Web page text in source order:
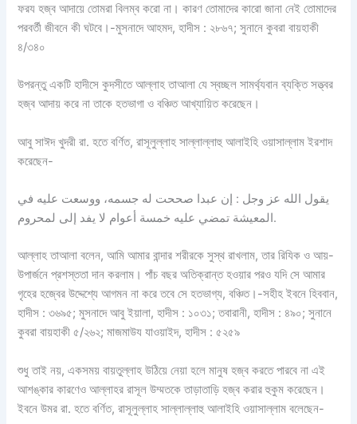
ফরয হজ্ব আদায়ে তোমরা বিলম্ব করো না। কারণ তোমাদের কারো জানা নেই তোমাদের
পরবর্তী জীবনে কী ঘটবে।-মুসনাদে আহমদ, হাদীস : ২৮৬৭; সুনানে কুবরা বায়হাকী
৪/৩৪০
উপরন্তু একটি হাদীসে কুদসীতে আল্লাহ তাআলা যে স্বচ্ছল সামর্থ্যবান ব্যক্তি সত্ত্বর
হজ্ব আদায় করে না তাকে হতভাগা ও বঞ্চিত আখ্যায়িত করেছেন।
আবু সাঈদ খুদরী রা. হতে বর্ণিত, রাসূলুল্লাহ সাল্লাল্লাহু আলাইহি ওয়াসাল্লাম ইরশাদ
করেছেন-
يقول الله عز وجل : إن عبدا صححت له جسمه، ووسعت عليه في
المعيشة تمضي عليه خمسة أعوام لا يفد إلى لمحروم.
আল্লাহ তাআলা বলেন, আমি আমার বান্দার শরীরকে সুস্থ রাখলাম, তার রিযিক ও আয়-
উপার্জনে প্রশস্ততা দান করলাম। পাঁচ বছর অতিক্রান্ত হওয়ার পরও যদি সে আমার
গৃহের হজ্বের উদ্দেশ্যে আগমন না করে তবে সে হতভাগ্য, বঞ্চিত।-সহীহ ইবনে হিববান,
হাদীস : ৩৬৯৫; মুসনাদে আবু ইয়ালা, হাদীস : ১০৩১; তবারানী, হাদীস : ৪৯০; সুনানে
কুবরা বায়হাকী ৫/২৬২; মাজমাউয যাওয়াইদ, হাদীস : ৫২৫৯
শুধু তাই নয়, একসময় বায়তুল্লাহ উঠিয়ে নেয়া হলে মানুষ হজ্ব করতে পারবে না এই
আশঙ্কার কারণেও আল্লাহর রাসূল উম্মতকে তাড়াতাড়ি হজ্ব করার হুকুম করেছেন।
ইবনে উমর রা. হতে বর্ণিত, রাসূলুল্লাহ সাল্লাল্লাহু আলাইহি ওয়াসাল্লাম বলেছেন-